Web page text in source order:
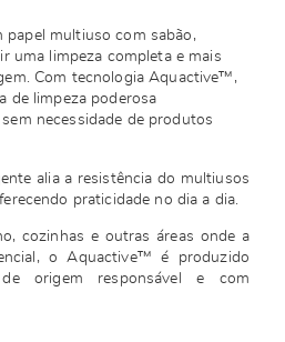
multiuso com sabão,
uma limpeza completa e mais
Com tecnologia Aquactive™,
de limpeza poderosa
necessidade de produtos
alia a resistência do multiusos
praticidade no dia a dia.
cozinhas e outras áreas onde a
o Aquactive™ é produzido
origem responsável e com